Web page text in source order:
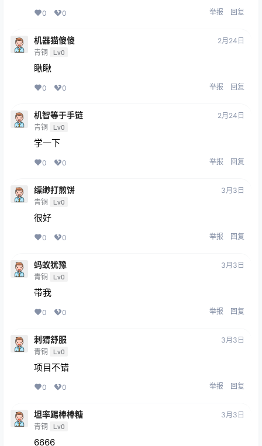
0 0 举报 回复
机器猫傻傻
青铜 Lv0
2月24日
瞅瞅
0 0 举报 回复
机智等于手链
青铜 Lv0
2月24日
学一下
0 0 举报 回复
缥缈打煎饼
青铜 Lv0
3月3日
很好
0 0 举报 回复
蚂蚁犹豫
青铜 Lv0
3月3日
带我
0 0 举报 回复
刺猬舒服
青铜 Lv0
3月3日
项目不错
0 0 举报 回复
坦率踢棒棒糖
青铜 Lv0
3月3日
6666